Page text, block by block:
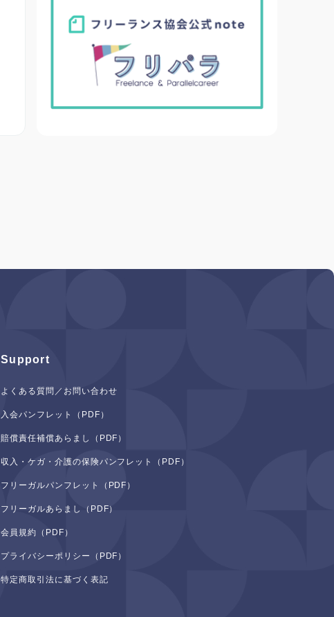
Support
よくある質問／お問い合わせ
入会パンフレット（PDF）
賠償責任補償あらまし（PDF）
収入・ケガ・介護の保険パンフレット（PDF）
フリーガルパンフレット（PDF）
フリーガルあらまし（PDF）
会員規約（PDF）
プライバシーポリシー（PDF）
特定商取引法に基づく表記